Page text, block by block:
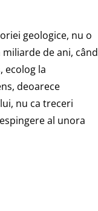
geologice, nu o
de ani, când
ecolog la
deoarece
nu ca treceri
al unora